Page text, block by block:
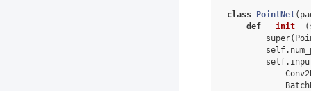
class PointNet(
def
__init__ (
super(
self.
self.